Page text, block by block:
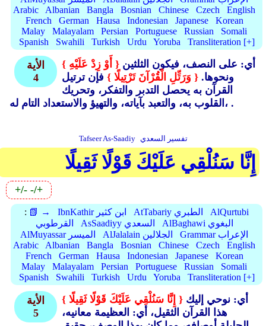
Arabic
Albanian Bangla Bosnian Chinese Czech
English
French
German Hausa Indonesian Japanese
Korean
Malay
Malayalam Persian Portuguese Russian
Somali
Spanish
Swahili Turkish Urdu Yoruba Transliteration [+]
الأية
4
{ أَوْ زِدْ عَلَيْهِ }
ونحوها. { وَرَتِّلِ الْقُرْآنَ تَرْتِيلًا } فإن ترتيل
القرآن به يحصل التدبر والتفكر، وتحريك
القلوب به، والتعبد بآياته، والتهيؤ والاستعداد التام له، .
Tafseer As-Saadiy تفسير السعدي
إِنَّا سَنُلْقِي عَلَيْكَ قَوْلًا ثَقِيلًا
+/- -/+
: 📗 → IbnKathir ابن كثير AtTabariy الطبري
AlQurtubi
القرطوبي
AsSaadiyy السعدي
AlBaghawi البغوي
AlMuyassar الميسر
AlJalalain الجلالين
Grammar الإعراب
Arabic
Albanian Bangla Bosnian Chinese Czech
English
French
German Hausa Indonesian Japanese
Korean
Malay
Malayalam Persian Portuguese Russian
Somali
Spanish
Swahili Turkish Urdu Yoruba Transliteration [+]
الأية
5
{ إِنَّا سَنُلْقِي عَلَيْكَ قَوْلًا ثَقِيلًا }
هذا القرآن الثقيل، أي: العظيمة معانيه،